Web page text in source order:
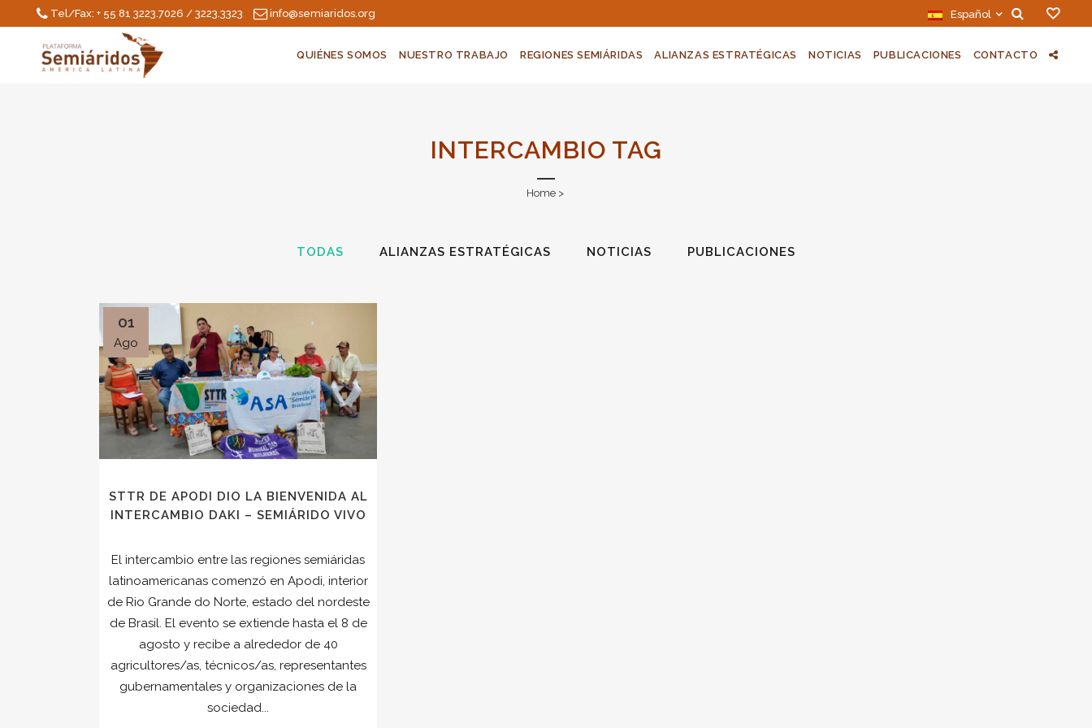
Tel/Fax: + 55 81 3223.7026 / 3223.3323 info@semiaridos.org Español
QUIÉNES SOMOS NUESTRO TRABAJO REGIONES SEMIÁRIDAS ALIANZAS ESTRATÉGICAS NOTICIAS PUBLICACIONES CONTACTO
INTERCAMBIO TAG
Home>
TODAS ALIANZAS ESTRATÉGICAS NOTICIAS PUBLICACIONES
01
Ago
STTR DE APODI DIO LA BIENVENIDA AL
INTERCAMBIO DAKI – SEMIÁRIDO VIVO
El intercambio entre las regiones semiáridas
latinoamericanas comenzó en Apodi, interior
de Rio Grande do Norte, estado del nordeste
de Brasil. El evento se extiende hasta el 8 de
agosto y recibe a alrededor de 40
agricultores/as, técnicos/as, representantes
gubernamentales y organizaciones de la
sociedad...